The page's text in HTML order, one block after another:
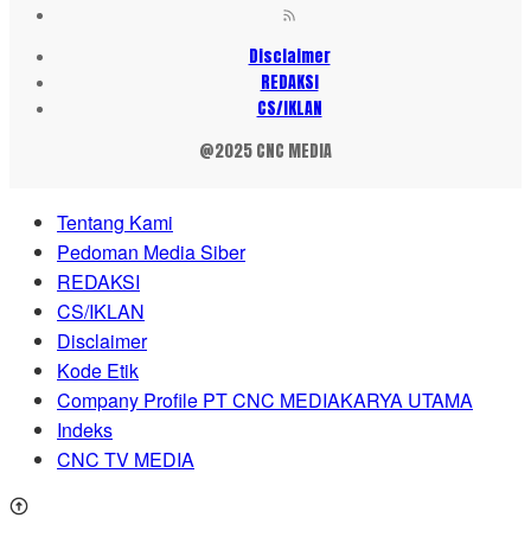
Disclaimer
REDAKSI
CS/IKLAN
@2025 CNC MEDIA
Tentang Kami
Pedoman Media Siber
REDAKSI
CS/IKLAN
Disclaimer
Kode Etik
Company Profile PT CNC MEDIAKARYA UTAMA
Indeks
CNC TV MEDIA